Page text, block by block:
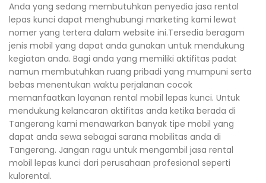
Anda yang sedang membutuhkan penyedia jasa rental
lepas kunci dapat menghubungi marketing kami lewat
nomer yang tertera dalam website ini.Tersedia beragam
jenis mobil yang dapat anda gunakan untuk mendukung
kegiatan anda. Bagi anda yang memiliki aktifitas padat
namun membutuhkan ruang pribadi yang mumpuni serta
bebas menentukan waktu perjalanan cocok
memanfaatkan layanan rental mobil lepas kunci. Untuk
mendukung kelancaran aktifitas anda ketika berada di
Tangerang kami menawarkan banyak tipe mobil yang
dapat anda sewa sebagai sarana mobilitas anda di
Tangerang. Jangan ragu untuk mengambil jasa rental
mobil lepas kunci dari perusahaan profesional seperti
kulorental.